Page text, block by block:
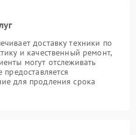
доставку техники по
и качественный ремонт,
могут отслеживать
для продления срока